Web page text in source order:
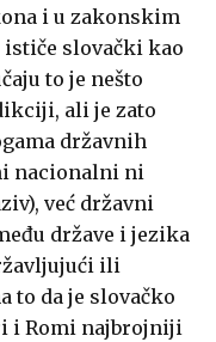
i u zakonskim
slovački kao
to je nešto
ali je zato
državnih
nacionalni ni
već državni
države i jezika
ili
to da je slovačko
i Romi najbrojniji